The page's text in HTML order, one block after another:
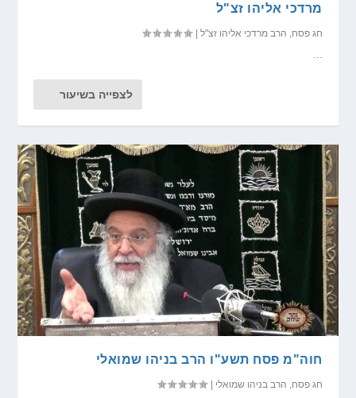
מרדכי אליהו זצ"ל
חג פסח הרב מרדכי אליהו זצ"ל |
לצפייה בשיעור
חוה"מ פסח תשע"ו הרב בניהו שמואלי
חג פסח, הרב בניהו שמואלי |